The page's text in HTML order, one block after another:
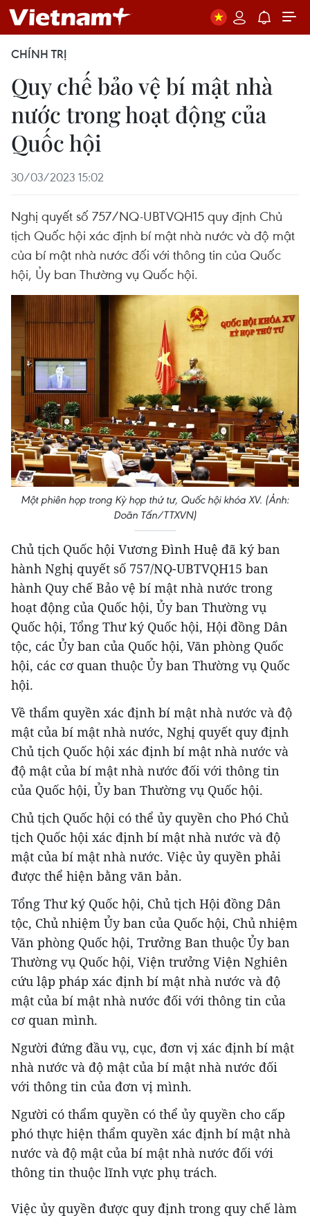
CHÍNH TRỊ
Quy chế bảo vệ bí mật nhà
nước trong hoạt động của
Quốc hội
30/03/2023 15:02
Nghị quyết số 757/NQ-UBTVQH15 quy định Chủ
tịch Quốc hội xác định bí mật nhà nước và độ mật
của bí mật nhà nước đối với thông tin của Quốc
hội, Ủy ban Thường vụ Quốc hội.
Một phiên họp trong Kỳ họp thứ tư, Quốc hội khóa XV. (Ảnh:
Doãn Tấn/TTXVN)
Chủ tịch Quốc hội Vương Đình Huệ đã ký ban
hành Nghị quyết số 757/NQ-UBTVQH15 ban
hành Quy chế Bảo vệ bí mật nhà nước trong
hoạt động của Quốc hội, Ủy ban Thường vụ
Quốc hội, Tổng Thư ký Quốc hội, Hội đồng Dân
tộc, các Ủy ban của Quốc hội, Văn phòng Quốc
hội, các cơ quan thuộc Ủy ban Thường vụ Quốc
hội.
Về thẩm quyền xác định bí mật nhà nước và độ
mật của bí mật nhà nước, Nghị quyết quy định
Chủ tịch Quốc hội xác định bí mật nhà nước và
độ mật của bí mật nhà nước đối với thông tin
của Quốc hội, Ủy ban Thường vụ Quốc hội.
Chủ tịch Quốc hội có thể ủy quyền cho Phó Chủ
tịch Quốc hội xác định bí mật nhà nước và độ
mật của bí mật nhà nước. Việc ủy quyền phải
được thể hiện bằng văn bản.
Tổng Thư ký Quốc hội, Chủ tịch Hội đồng Dân
tộc, Chủ nhiệm Ủy ban của Quốc hội, Chủ nhiệm
Văn phòng Quốc hội, Trưởng Ban thuộc Ủy ban
Thường vụ Quốc hội, Viện trưởng Viện Nghiên
cứu lập pháp xác định bí mật nhà nước và độ
mật của bí mật nhà nước đối với thông tin của
cơ quan mình.
Người đứng đầu vụ, cục, đơn vị xác định bí mật
nhà nước và độ mật của bí mật nhà nước đối
với thông tin của đơn vị mình.
Người có thẩm quyền có thể ủy quyền cho cấp
phó thực hiện thẩm quyền xác định bí mật nhà
nước và độ mật của bí mật nhà nước đối với
thông tin thuộc lĩnh vực phụ trách.
Việc ủy quyền được quy định trong quy chế làm